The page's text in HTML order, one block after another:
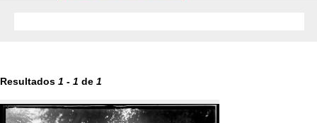
Resultados 1 - 1 de 1